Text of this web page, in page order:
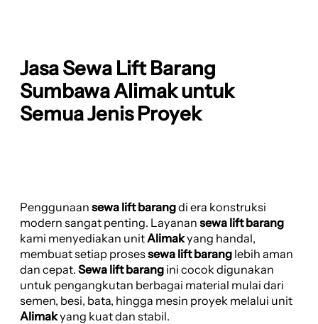
Jasa Sewa Lift Barang
Sumbawa Alimak untuk
Semua Jenis Proyek
Penggunaan sewa lift barangdi era konstruksi
modern sangat penting. Layanan sewa lift barang
kami menyediakan unit Alimakyang handal,
membuat setiap prosessewa lift barang lebih aman
dan cepat. Sewa lift barang ini cocok digunakan
untuk pengangkutan berbagai material mulai dari
semen, besi, bata, hingga mesin proyek melalui unit
Alimakyang kuat dan stabil.